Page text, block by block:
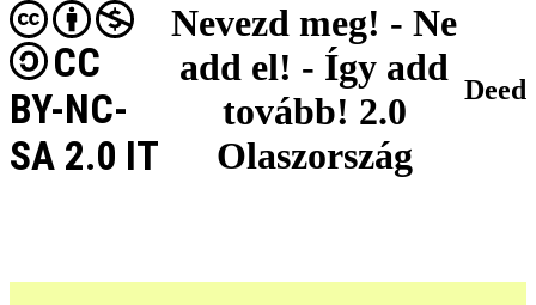
Nevezd meg! - Ne
add el! - Így add
tovább! 2.0
Olaszország
CC
BY-NC-
SA 2.0 IT
Deed